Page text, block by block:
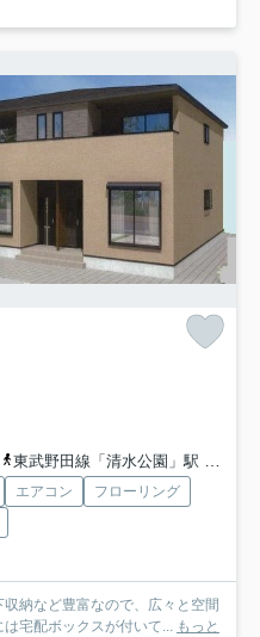
東武野田線「清水公園」駅 徒歩25分
エアコン
フローリング
納など豊富なので、広々と空間
宅配ボックスが付いて... もっと